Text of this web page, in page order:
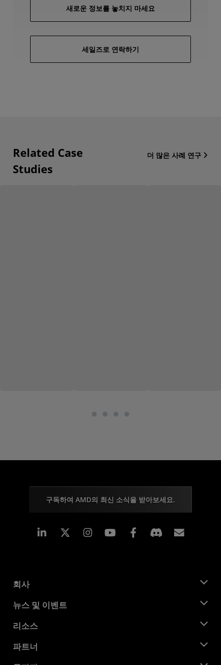
새로운 정보를 놓치지 마세요
세일즈로 연락하기
Related Case
Studies
더 많은 사례 연구
구독하여 AMD의 최신 소식을 받아보세요.
Linkedin Instagram Facebook
회사
AMD 소개
기업의 사회적 책임
채용
문의하기
뉴스 및 이벤트
뉴스룸
미디어 라이브러리
리소스
개발자 센트럴
파트너